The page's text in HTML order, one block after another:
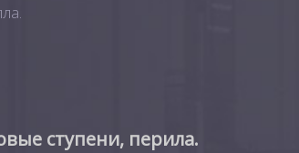
ступени, перила.